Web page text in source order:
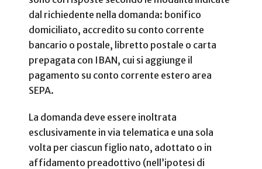
dal richiedente nella domanda: bonifico
domiciliato, accredito su conto corrente
bancario o postale, libretto postale o carta
prepagata con IBAN, cui si aggiunge il
pagamento su conto corrente estero area
SEPA.
La domanda deve essere inoltrata
esclusivamente in via telematica e una sola
volta per ciascun figlio nato, adottato o in
affidamento preadottivo (nell’ipotesi di